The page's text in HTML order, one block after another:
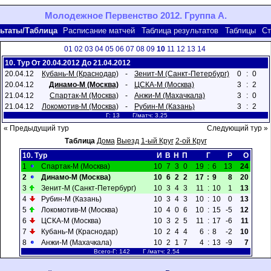
Молодежное Первенство 2012. Группа А.
Таблица Расписание матчей Таблица результатов Таблицы
01 02 03 04 05 06 07 08 09 10 11 12 13 14
10. Тур От 20.04.2012 До 21.04.2012
20.04.12
Кубань-М (Краснодар) - Зенит-М (Санкт-Петербург) 0 : 0
20.04.12
Динамо-М (Москва) - ЦСКА-М (Москва) 3 : 2
21.04.12
Спартак-М (Москва) - Анжи-М (Махачкала) 3 : 0
21.04.12
Локомотив-М (Москва) - Рубин-М (Казань) 3 : 2
Г: 13 Г/матч: 3.25
« Предыдущий тур
Следующий тур »
Таблица Дома Выезд 1-ый Круг 2-ой Круг
10. Тур
И В Н П Г Р
О
1
Спартак-М (Москва) 10 7 3 0 19 : 6 13
24
2
Динамо-М (Москва) 10 6 2 2 17 : 9 8
20
3
Зенит-М (Санкт-Петербург) 10 3 4 3 11 : 10 1
13
4
Рубин-М (Казань) 10 3 4 3 10 : 10 0
13
5
Локомотив-М (Москва) 10 4 0 6 10 : 15 -5
12
6
ЦСКА-М (Москва) 10 3 2 5 11 : 17 -6
11
7
Кубань-М (Краснодар) 10 2 4 4 6 : 8 -2
10
8
Анжи-М (Махачкала) 10 2 1 7 4 : 13 -9 7
Всего-Г: 142 Г /матч: 2.54